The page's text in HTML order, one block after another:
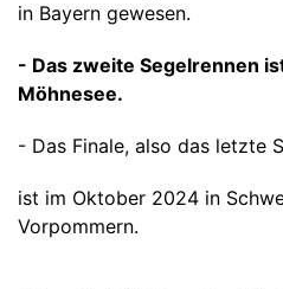
in Bayern gewesen.
- Das zweite Segelrennen
Möhnesee.
- Das Finale, also das letzte
ist im Oktober 2024 in
Vorpommern.